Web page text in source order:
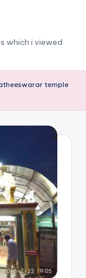
which i viewed
temple